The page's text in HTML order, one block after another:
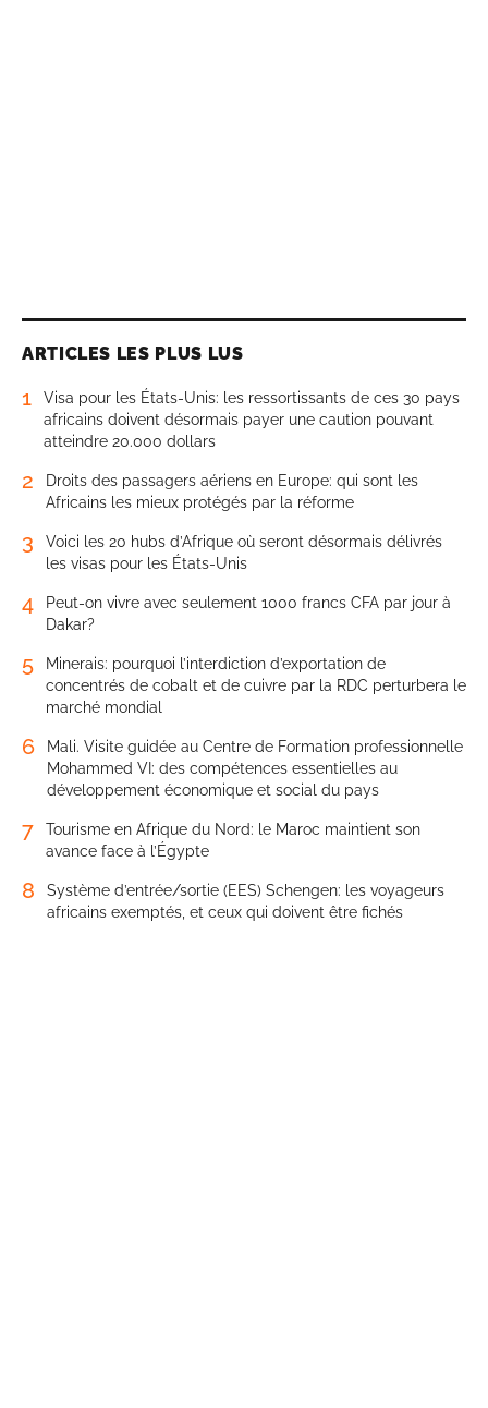
ARTICLES LES PLUS LUS
1
Visa pour les États-Unis: les ressortissants de ces 30 pays
africains doivent désormais payer une caution pouvant
atteindre 20.000 dollars
2
Droits des passagers aériens en Europe: qui sont les
Africains les mieux protégés par la réforme
3
Voici les 20 hubs d’Afrique où seront désormais délivrés
les visas pour les États-Unis
4
Peut-on vivre avec seulement 1000 francs CFA par jour à
Dakar?
5
Minerais: pourquoi l’interdiction d’exportation de
concentrés de cobalt et de cuivre par la RDC perturbera le
marché mondial
6
Mali. Visite guidée au Centre de Formation professionnelle
Mohammed VI: des compétences essentielles au
développement économique et social du pays
7
Tourisme en Afrique du Nord: le Maroc maintient son
avance face à l’Égypte
8
Système d’entrée/sortie (EES) Schengen: les voyageurs
africains exemptés, et ceux qui doivent être fichés